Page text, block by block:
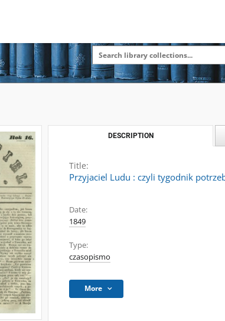
DESCRIPTION
Title:
Przyjaciel Ludu : czyli tygodnik
Date:
1849
Type:
czasopismo
More